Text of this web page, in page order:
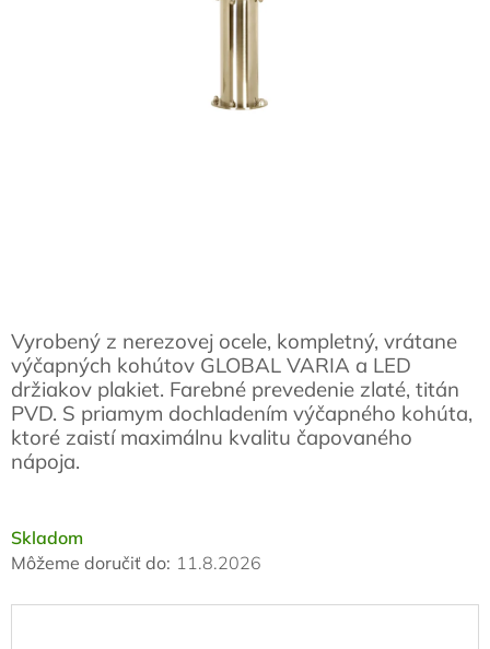
Skladom
Môžeme doručiť do: 11.8.2026
Vyrobený z nerezovej ocele, kompletný, vrátane
výčapných kohútov GLOBAL VARIA a LED
držiakov plakiet. Farebné prevedenie zlaté, titán
PVD. S priamym dochladením výčapného kohúta,
ktoré zaistí maximálnu kvalitu čapovaného
nápoja.